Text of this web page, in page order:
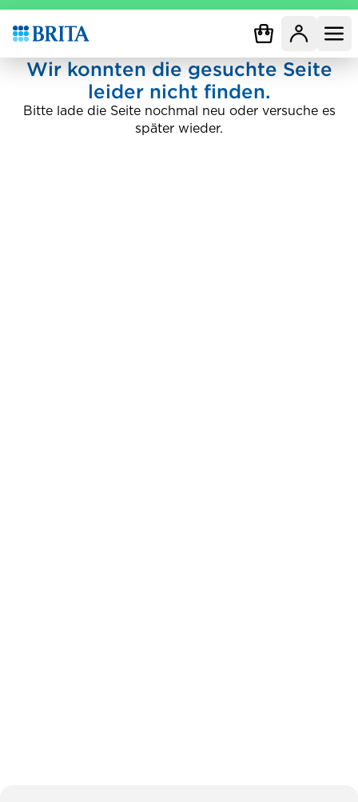
Zur Startseite
Wir konnten die gesuchte Seite
leider nicht finden.
Bitte lade die Seite nochmal neu oder versuche es
später wieder.